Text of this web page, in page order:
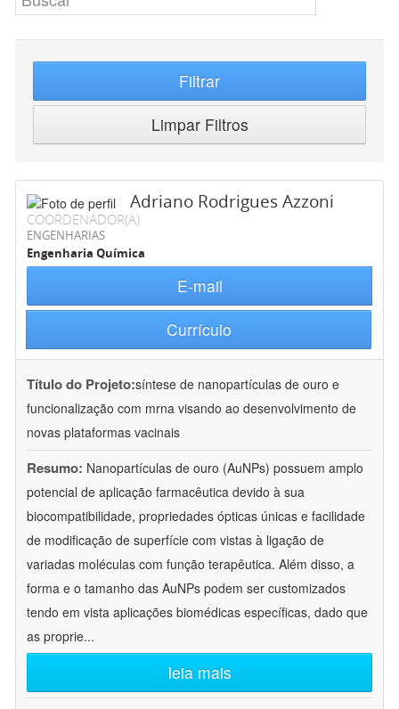
Filtrar
Limpar Filtros
Adriano Rodrigues Azzoni
COORDENADOR(A)
ENGENHARIAS
Engenharia Química
E-mail
Currículo
Título do Projeto:síntese de nanopartículas de ouro e
funcionalização com mrna visando ao desenvolvimento de
novas plataformas vacinais
Resumo: Nanopartículas de ouro (AuNPs) possuem amplo
potencial de aplicação farmacêutica devido à sua
biocompatibilidade, propriedades ópticas únicas e facilidade
de modificação de superfície com vistas à ligação de
variadas moléculas com função terapêutica. Além disso, a
forma e o tamanho das AuNPs podem ser customizados
tendo em vista aplicações biomédicas específicas, dado que
as proprie...
leia mais